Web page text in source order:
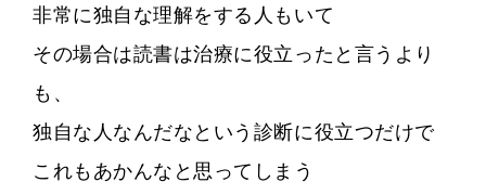
非常に独自な理解をする人もいて
その場合は読書は治療に役立ったと言うより
も、
独自な人なんだなという診断に役立つだけで
これもあかんなと思ってしまう